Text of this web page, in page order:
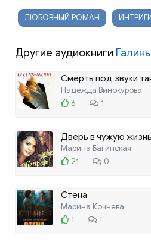
ЛЮБОВНЫЙ РОМАН
Другие аудиокниги
Смерть под звуки
Надежда Винокурова
6
1
Дверь в чужую жизнь
Марина Багинская
21
0
Стена
Марина Кочнева
1
1